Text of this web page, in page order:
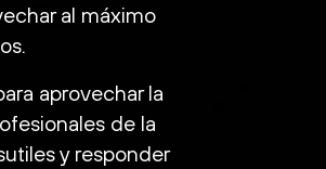
al máximo
aprovechar la
de la
y responder